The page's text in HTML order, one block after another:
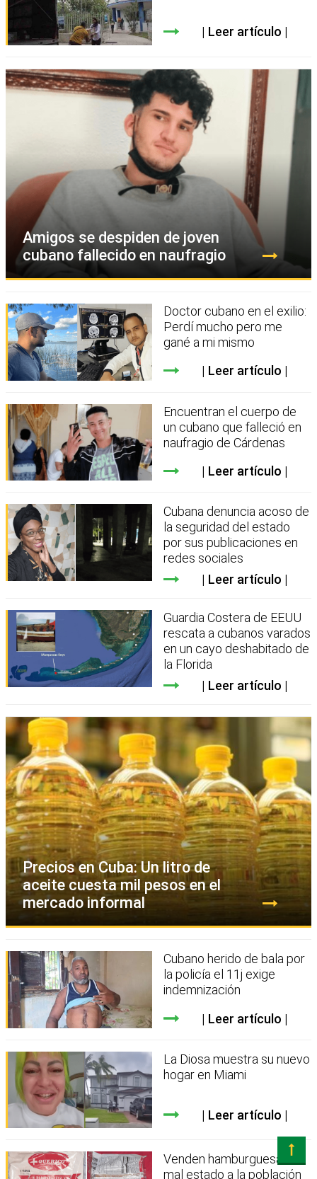
Leer artículo
Amigos se despiden de joven
cubano fallecido en naufragio
Doctor cubano en el exilio:
Perdí mucho pero me
gané a mi mismo
Leer artículo
Encuentran el cuerpo de
un cubano que falleció en
naufragio de Cárdenas
Leer artículo
Cubana denuncia acoso de
la seguridad del estado
por sus publicaciones en
redes sociales
Leer artículo
Guardia Costera de EEUU
rescata a cubanos varados
en un cayo deshabitado de
la Florida
Leer artículo
Precios en Cuba: Un litro de
aceite cuesta mil pesos en el
mercado informal
Cubano herido de bala por
la policía el 11j exige
indemnización
Leer artículo
La Diosa muestra su nuevo
hogar en Miami
Leer artículo
Venden hamburguesas en
mal estado a la población